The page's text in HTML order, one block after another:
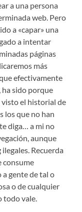
a una persona
web. Pero
a «capar» una
a intentar
páginas
más
efectivamente
sido porque
visto el historial de
los que no han
diga… a mi no
aunque
Recuerda
consume
gente de tal o
o de cualquier
todo vale.